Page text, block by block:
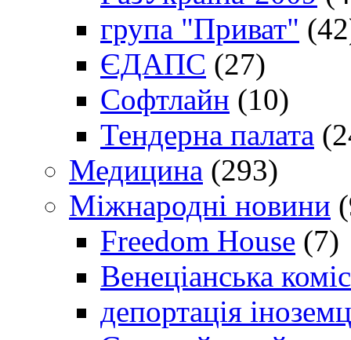
група "Приват"
ЄДАПС (27)
Софтлайн (10)
Тендерна палата
Медицина (293)
Міжнародні новини
Freedom House (7)
Венеціанська
депортація